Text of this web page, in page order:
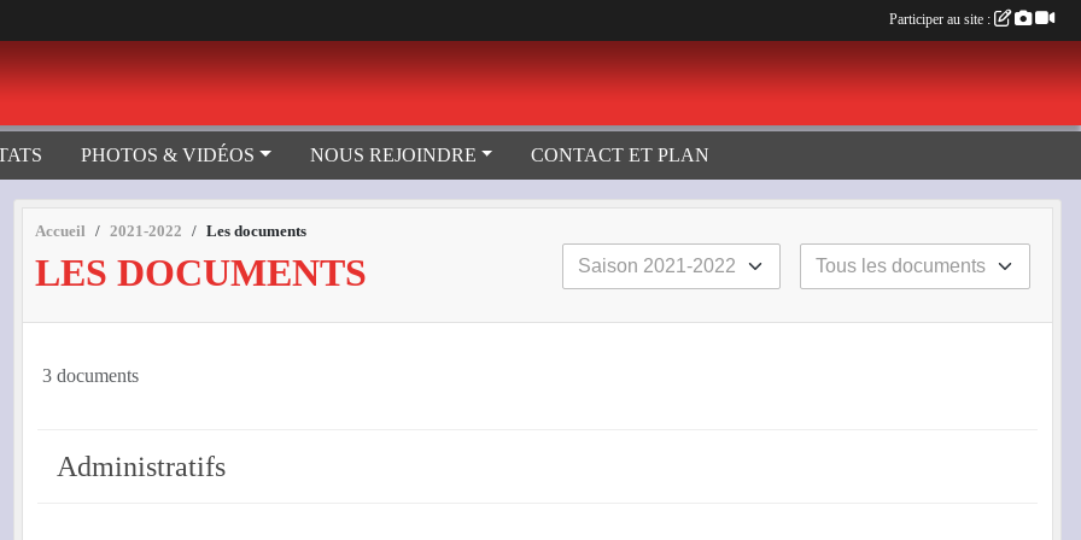
PHOTOS & VIDÉOS NOUS REJOINDRE CONTACT ET PLAN
Accueil 2021-2022 Les documents
LES DOCUMENTS
3 documents
Administratifs
Participer au site :